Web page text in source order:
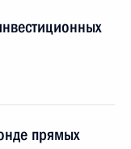
прямых